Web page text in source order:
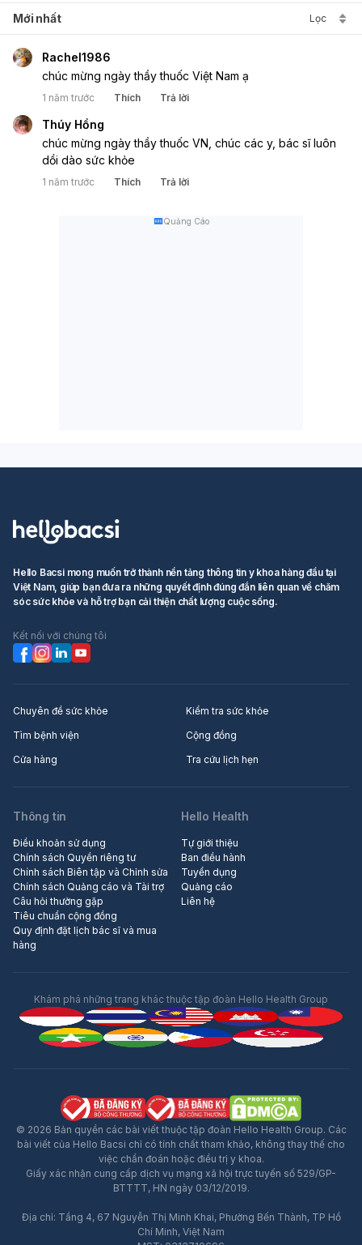
Mới nhất Lọc
Rachel1986
chúc mừng ngày thầy thuốc Việt Nam ạ
1 năm trước Thích Trả lời
Thúy Hồng
chúc mừng ngày thầy thuốc VN, chúc các y, bác sĩ luôn
dồi dào sức khỏe
1 năm trước Thích Trả lời
Quảng Cáo
Quảng Cáo
Hello Bacsi mong muốn trở thành nền tảng thông tin y khoa hàng đầu tại
Việt Nam, giúp bạn đưa ra những quyết định đúng đắn liên quan về chăm
sóc sức khỏe và hỗ trợ bạn cải thiện chất lượng cuộc sống.
Kết nối với chúng tôi
Chuyên đề sức khỏe
Kiểm tra sức khỏe
Tìm bệnh viện
Cộng đồng
Cửa hàng
Tra cứu lịch hẹn
Thông tin
Điều khoản sử dụng
Chính sách Quyền riêng tư
Chính sách Biên tập và Chỉnh sửa
Chính sách Quảng cáo và Tài trợ
Câu hỏi thường gặp
Tiêu chuẩn cộng đồng
Quy định đặt lịch bác sĩ và mua
hàng
Hello Health
Tự giới thiệu
Ban điều hành
Tuyển dụng
Quảng cáo
Liên hệ
Khám phá những trang khác thuộc tập đoàn Hello Health Group
© 2026 Bản quyền các bài viết thuộc tập đoàn Hello Health Group. Các
bài viết của Hello Bacsi chỉ có tính chất tham khảo, không thay thế cho
việc chẩn đoán hoặc điều trị y khoa.
Giấy xác nhận cung cấp dịch vụ mạng xã hội trực tuyến số 529/GP-
BTTTT, HN ngày 03/12/2019.
Địa chỉ: Tầng 4, 67 Nguyễn Thị Minh Khai, Phường Bến Thành, TP Hồ
Chí Minh, Việt Nam